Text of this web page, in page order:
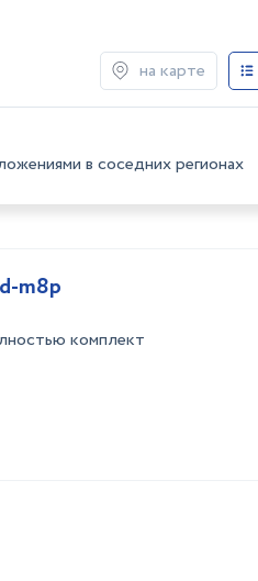
на карте
в соседних регионах
m8p
комплект